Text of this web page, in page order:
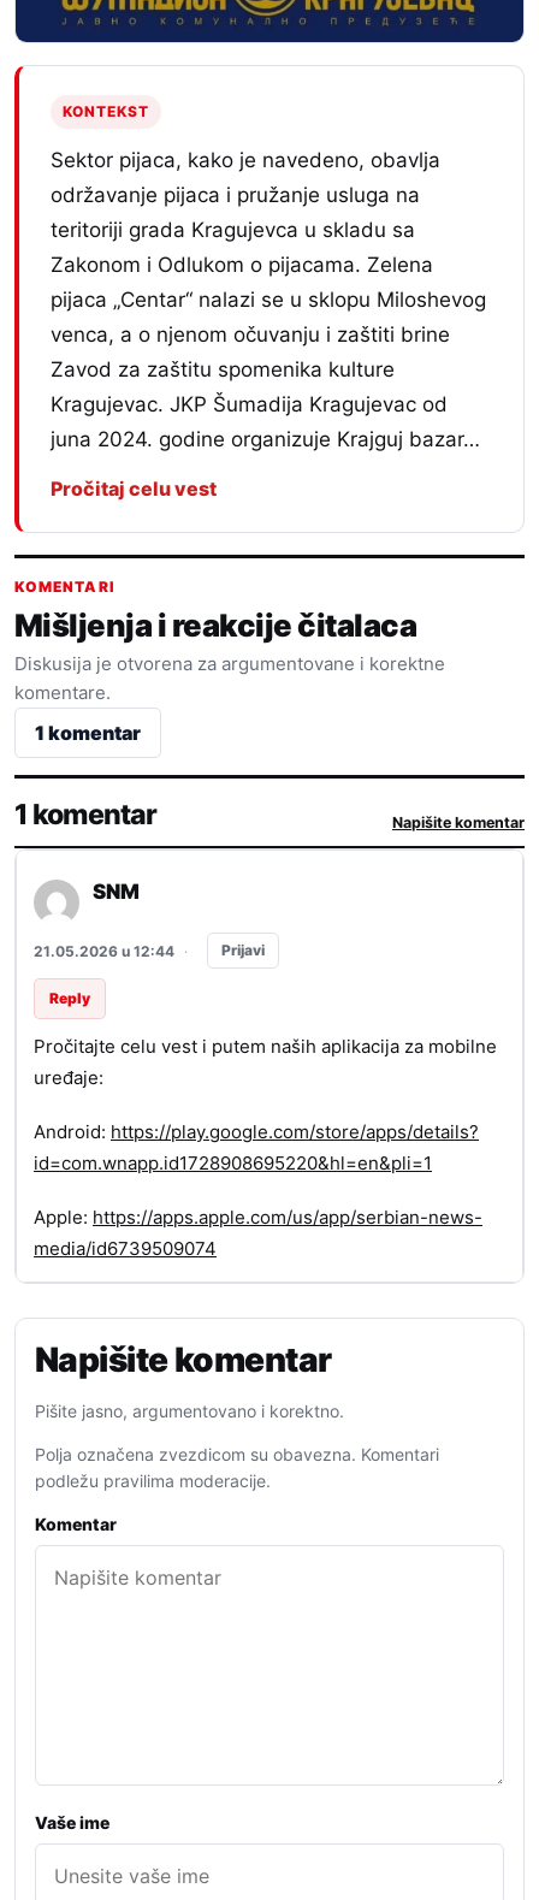
KONTEKST
Sektor pijaca, kako je navedeno, obavlja
održavanje pijaca i pružanje usluga na
teritoriji grada Kragujevca u skladu sa
Zakonom i Odlukom o pijacama. Zelena
pijaca „Centar“ nalazi se u sklopu Miloshevog
venca, a o njenom očuvanju i zaštiti brine
Zavod za zaštitu spomenika kulture
Kragujevac. JKP Šumadija Kragujevac od
juna 2024. godine organizuje Krajguj bazar…
Pročitaj celu vest
KOMENTARI
Mišljenja i reakcije čitalaca
Diskusija je otvorena za argumentovane i korektne
komentare.
1 komentar
1 komentar Napišite komentar
SNM
21.05.2026 u 12:44 · Prijavi
Reply
Pročitajte celu vest i putem naših aplikacija za mobilne
uređaje:
Android: https://play.google.com/store/apps/details?
id=com.wnapp.id1728908695220&hl=en&pli=1
Apple: https://apps.apple.com/us/app/serbian-news-
media/id6739509074
Napišite komentar
Pišite jasno, argumentovano i korektno.
Polja označena zvezdicom su obavezna. Komentari
podležu pravilima moderacije.
Komentar
Vaše ime